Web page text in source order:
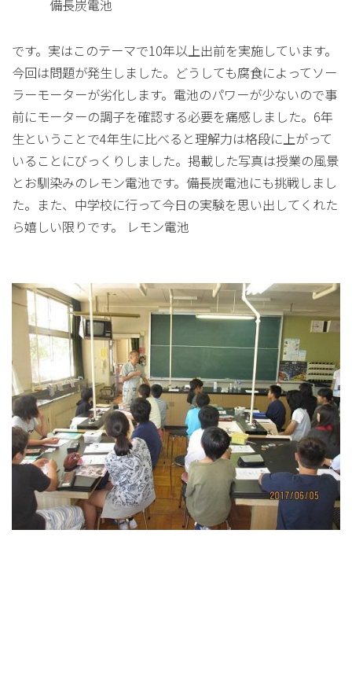
備長炭電池
です。実はこのテーマで10年以上出前を実施しています。
今回は問題が発生しました。どうしても腐食によってソー
ラーモーターが劣化します。電池のパワーが少ないので事
前にモーターの調子を確認する必要を痛感しました。6年
生ということで4年生に比べると理解力は格段に上がって
いることにびっくりしました。掲載した写真は授業の風景
とお馴染みのレモン電池です。備長炭電池にも挑戦しまし
た。また、中学校に行って今日の実験を思い出してくれた
ら嬉しい限りです。 レモン電池